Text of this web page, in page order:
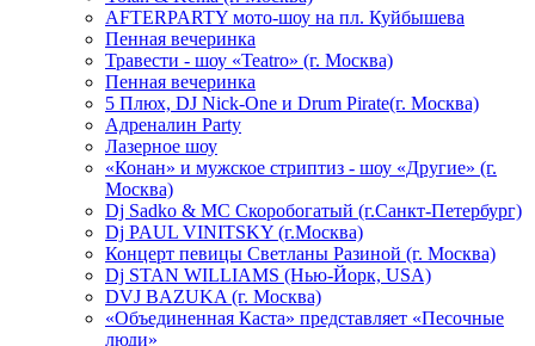
AFTERPARTY мото-шоу на пл. Куйбышева
Пенная вечеринка
Травести - шоу «Teatro» (г. Москва)
Пенная вечеринка
5 Плюх, DJ Nick-One и Drum Pirate(г. Москва)
Адреналин Party
Лазерное шоу
«Конан» и мужское стриптиз - шоу «Другие» (г.
Москва)
Dj Sadko & МС Скоробогатый (г.Санкт-Петербург)
Dj PAUL VINITSKY (г.Москва)
Концерт певицы Светланы Разиной (г. Москва)
Dj STAN WILLIAMS (Нью-Йорк, USA)
DVJ BAZUKA (г. Москва)
«Объединенная Каста» представляет «Песочные
люди»